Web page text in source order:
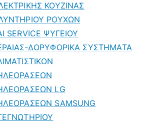
ΚΟΥΖΙΝΑΣ
ΡΟΥΧΩΝ
SERVICE ΨΥΓΕΙΟΥ
ΔΟΡΥΦΟΡΙΚΑ ΣΥΣΤΗΜΑΤΑ
LG
SAMSUNG